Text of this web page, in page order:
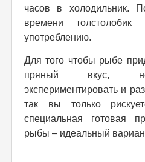
часов в холодильник.
времени
употреблению.
Для того чтобы рыбе
пряный вкус, не
экспериментировать и
так вы только
специальная готовая
рыбы – идеальный